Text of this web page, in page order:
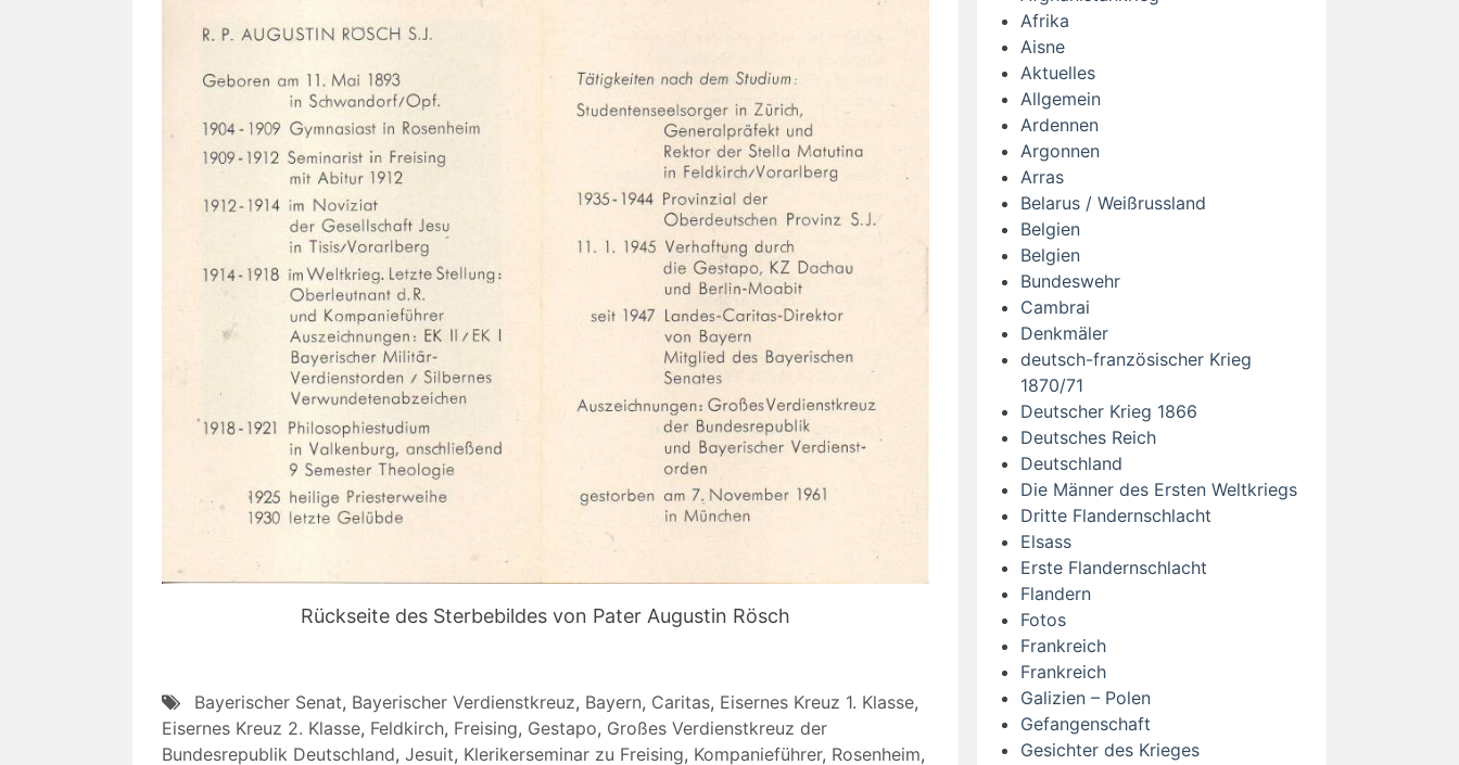
Rückseite des Sterbebildes von Pater Augustin Rösch
Bayerischer Senat, Bayerischer Verdienstkreuz, Bayern, Caritas, Eisernes Kreuz 1. Klasse,
Eisernes Kreuz 2. Klasse, Feldkirch, Freising, Gestapo, Großes Verdienstkreuz der
Bundesrepublik Deutschland, Jesuit, Klerikerseminar zu Freising, Kompanieführer, Rosenheim,
Afrika
Aisne
Aktuelles
Allgemein
Ardennen
Argonnen
Arras
Belarus / Weißrussland
Belgien
Belgien
Bundeswehr
Cambrai
Denkmäler
deutsch-französischer Krieg
1870/71
Deutscher Krieg 1866
Deutsches Reich
Deutschland
Die Männer des Ersten Weltkriegs
Dritte Flandernschlacht
Elsass
Erste Flandernschlacht
Flandern
Fotos
Frankreich
Frankreich
Galizien – Polen
Gefangenschaft
Gesichter des Krieges